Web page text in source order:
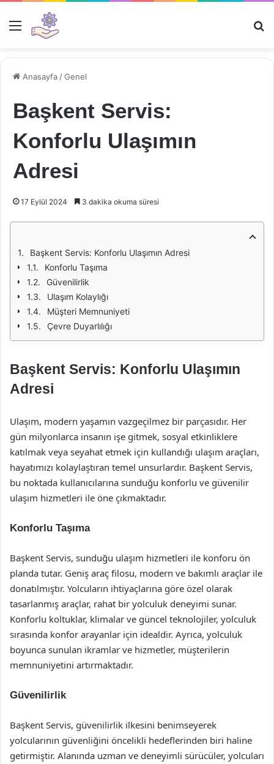
Menü
Anasayfa /Genel
Başkent Servis:
Konforlu Ulaşımın
Adresi
17 Eylül 2024 3 dakika okuma süresi
Başkent Servis: Konforlu Ulaşımın Adresi
Konforlu Taşıma
Güvenilirlik
Ulaşım Kolaylığı
Müşteri Memnuniyeti
Çevre Duyarlılığı
Başkent Servis: Konforlu Ulaşımın
Adresi
Ulaşım, modern yaşamın vazgeçilmez bir parçasıdır. Her
gün milyonlarca insanın işe gitmek, sosyal etkinliklere
katılmak veya seyahat etmek için kullandığı ulaşım araçları,
hayatımızı kolaylaştıran temel unsurlardır. Başkent Servis,
bu noktada kullanıcılarına sunduğu konforlu ve güvenilir
ulaşım hizmetleri ile öne çıkmaktadır.
Konforlu Taşıma
Başkent Servis, sunduğu ulaşım hizmetleri ile konforu ön
planda tutar. Geniş araç filosu, modern ve bakımlı araçlar ile
donatılmıştır. Yolcuların ihtiyaçlarına göre özel olarak
tasarlanmış araçlar, rahat bir yolculuk deneyimi sunar.
Konforlu koltuklar, klimalar ve güncel teknolojiler, yolculuk
sırasında konfor arayanlar için idealdir. Ayrıca, yolculuk
boyunca sunulan ikramlar ve hizmetler, müşterilerin
memnuniyetini artırmaktadır.
Güvenilirlik
Başkent Servis, güvenilirlik ilkesini benimseyerek
yolcularının güvenliğini öncelikli hedeflerinden biri haline
getirmiştir. Alanında uzman ve deneyimli sürücüler, yolcuları